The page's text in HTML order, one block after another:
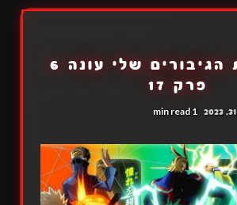
אקדמיית הגיבורים שלי עונה 6
פרק 17
1 min read